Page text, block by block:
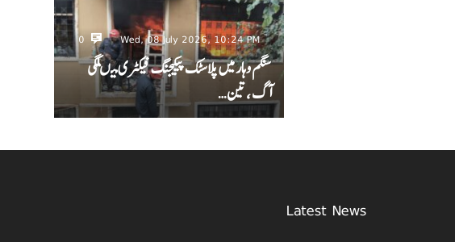
Wed, 08 July 2026, 10:24 PM
0
سنگم وہار میں پلاسٹک پیکیجنگ فیکٹری میںلگی
آگ ، تین…
Latest News